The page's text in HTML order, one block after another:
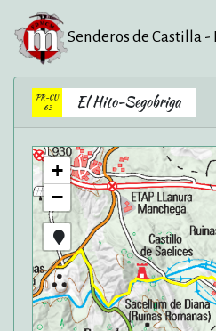
Senderos de Castilla -
PR-CU
63
El Hito-Segobriga
+
−